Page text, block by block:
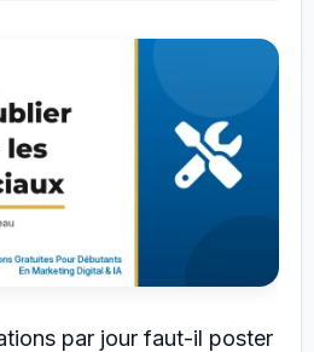
par jour faut-il poster